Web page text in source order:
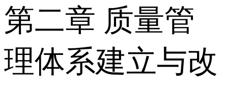
第二章 质量管
理体系建立与改